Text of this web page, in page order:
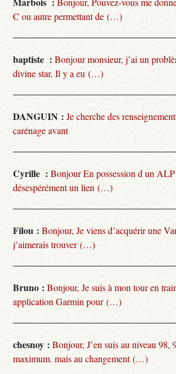
C ou autre permettant de (…)
baptiste : Bonjour monsieur, j’ai un
divine star. Il y a eu (…)
DANGUIN : Je cherche des
carénage avant
Cyrille : Bonjour En possession d un
désespérément un lien (…)
Filou : Bonjour, Je viens d’acquérir une
j’aimerais trouver (…)
Bruno : Bonjour, Je suis à mon tour en
application Garmin pour (…)
chesnoy : Bonjour, J’en suis au niveau 98,
maximum. mais au changement (…)